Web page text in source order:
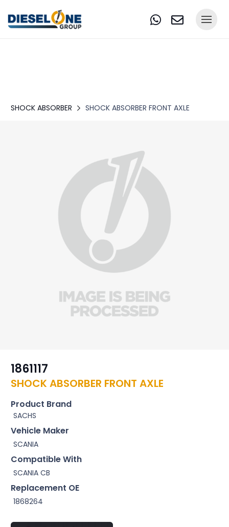
SHOCK ABSORBER SHOCK ABSORBER FRONT AXLE
1861117
SHOCK ABSORBER FRONT AXLE
Product Brand
SACHS
Vehicle Maker
SCANIA
Compatible With
SCANIA CB
Replacement OE
1868264